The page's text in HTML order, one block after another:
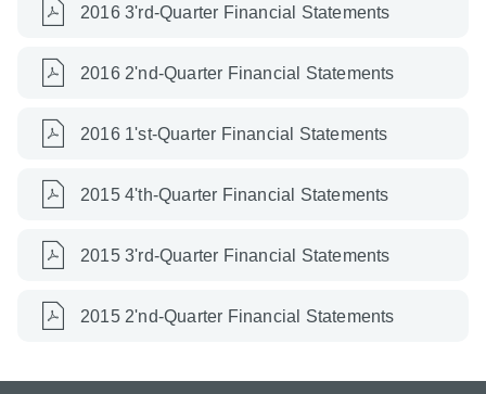
2016 3'rd-Quarter Financial Statements
2016 2'nd-Quarter Financial Statements
2016 1'st-Quarter Financial Statements
2015 4'th-Quarter Financial Statements
2015 3'rd-Quarter Financial Statements
2015 2'nd-Quarter Financial Statements